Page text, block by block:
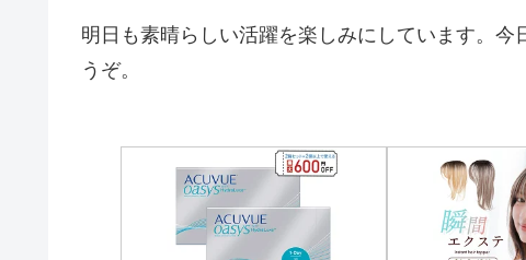
明日も素晴らしい活躍を楽しみにしています。
うぞ。